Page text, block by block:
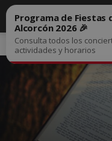
Inicio Noticias
Programa de Fiestas
Alcorcón 2026 🎉
Consulta todos los
actividades y horarios